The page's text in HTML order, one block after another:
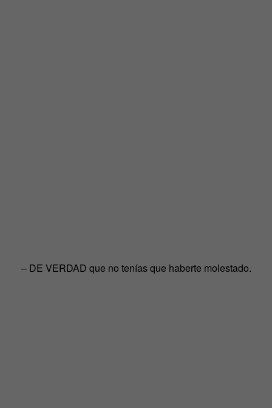
– DE VERDAD que no tenías que haberte molestado.